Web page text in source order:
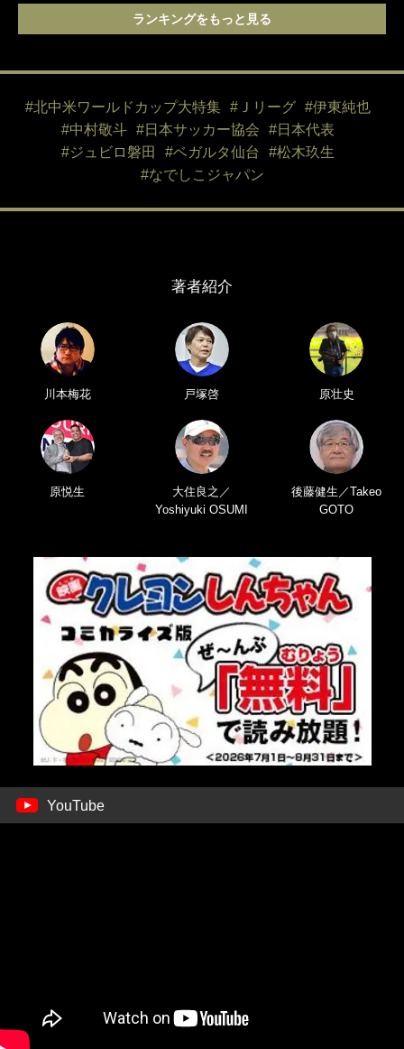
ランキングをもっと見る
#北中米ワールドカップ大特集 #Ｊリーグ
#伊東純也
#中村敬斗
#日本サッカー協会
#日本代表
#ジュビロ磐田
#ベガルタ仙台
#松木玖生
#なでしこジャパン
著者紹介
川本梅花 戸塚啓 原壮史
原悦生
大住良之／
Yoshiyuki OSUMI
後藤健生／Takeo
GOTO
YouTube